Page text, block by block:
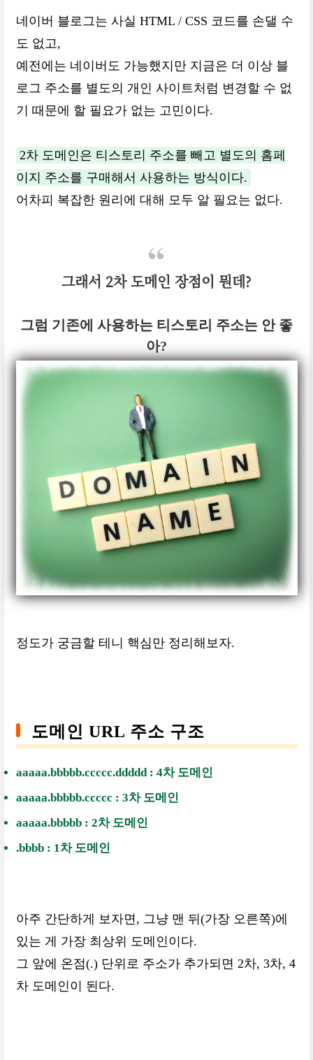
네이버 블로그는 사실 HTML / CSS 코드를 손댈 수
도 없고,
예전에는 네이버도 가능했지만 지금은 더 이상 블
로그 주소를 별도의 개인 사이트처럼 변경할 수 없
기 때문에 할 필요가 없는 고민이다.
2차 도메인은 티스토리 주소를 빼고 별도의 홈페
이지 주소를 구매해서 사용하는 방식이다.
어차피 복잡한 원리에 대해 모두 알 필요는 없다.
그래서 2차 도메인 장점이 뭔데?
그럼 기존에 사용하는 티스토리 주소는 안 좋
아?
정도가 궁금할 테니 핵심만 정리해보자.
도메인 URL 주소 구조
aaaaa.bbbbb.ccccc.ddddd : 4차 도메인
aaaaa.bbbbb.ccccc : 3차 도메인
aaaaa.bbbbb : 2차 도메인
.bbbb : 1차 도메인
아주 간단하게 보자면, 그냥 맨 뒤(가장 오른쪽)에
있는 게 가장 최상위 도메인이다.
그 앞에 온점(.) 단위로 주소가 추가되면 2차, 3차, 4
차 도메인이 된다.